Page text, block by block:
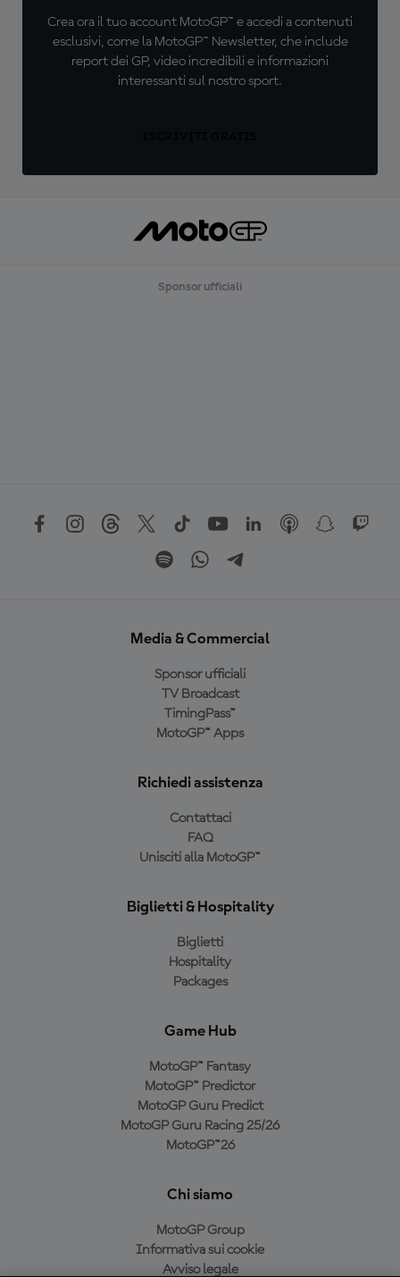
Crea ora il tuo account MotoGP™ e accedi a contenuti
esclusivi, come la MotoGP™ Newsletter, che include
report dei GP, video incredibili e informazioni
interessanti sul nostro sport.
Sponsor ufficiali
Media & Commercial
Sponsor ufficiali
TV Broadcast
TimingPass™
MotoGP™ Apps
Richiedi assistenza
Contattaci
FAQ
Unisciti alla MotoGP™
Biglietti & Hospitality
Biglietti
Hospitality
Packages
Game Hub
MotoGP™ Fantasy
MotoGP™ Predictor
MotoGP Guru Predict
MotoGP Guru Racing 25/26
MotoGP™26
Chi siamo
MotoGP Group
Informativa sui cookie
Avviso legale